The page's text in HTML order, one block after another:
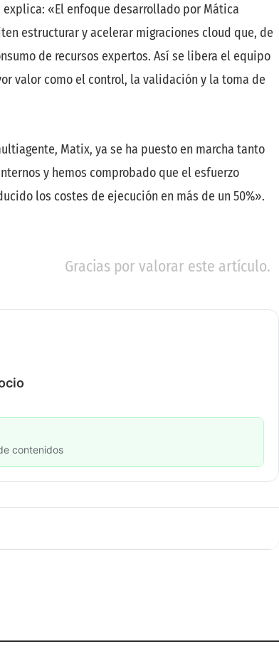
«El enfoque desarrollado por Mática
estructurar y acelerar migraciones cloud que, de
de recursos expertos. Así se libera el equipo
valor como el control, la validación y la toma de
Matix, ya se ha puesto en marcha tanto
y hemos comprobado que el esfuerzo
los costes de ejecución en más de un 50%».
Gracias por valorar este artículo.
contenidos